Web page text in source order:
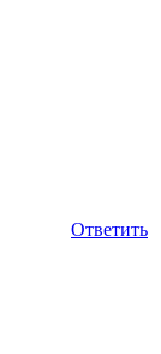
Ответить